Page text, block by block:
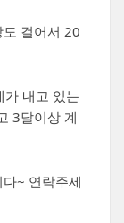
걸어서 20
내고 있는
3달이상 계
~ 연락주세